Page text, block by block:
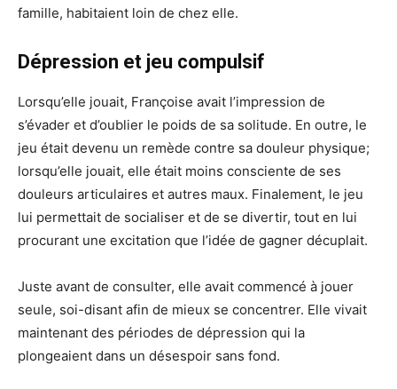
famille, habitaient loin de chez elle.
Dépression et jeu compulsif
Lorsqu’elle jouait, Françoise avait l’impression de
s’évader et d’oublier le poids de sa solitude. En outre, le
jeu était devenu un remède contre sa douleur physique;
lorsqu’elle jouait, elle était moins consciente de ses
douleurs articulaires et autres maux. Finalement, le jeu
lui permettait de socialiser et de se divertir, tout en lui
procurant une excitation que l’idée de gagner décuplait.
Juste avant de consulter, elle avait commencé à jouer
seule, soi-disant afin de mieux se concentrer. Elle vivait
maintenant des périodes de dépression qui la
plongeaient dans un désespoir sans fond.